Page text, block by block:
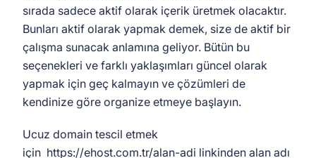
sırada sadece aktif olarak içerik üretmek olacaktır.
Bunları aktif olarak yapmak demek, size de aktif bir
çalışma sunacak anlamına geliyor. Bütün bu
seçenekleri ve farklı yaklaşımları güncel olarak
yapmak için geç kalmayın ve çözümleri de
kendinize göre organize etmeye başlayın.
Ucuz domain tescil etmek
için https://ehost.com.tr/alan-adi linkinden alan adı